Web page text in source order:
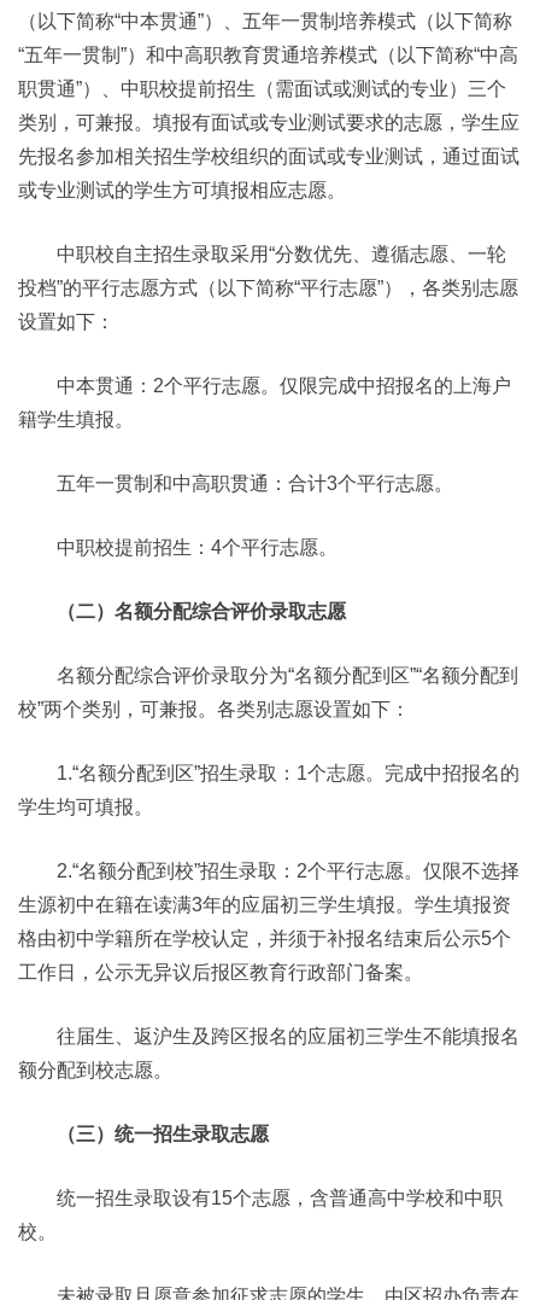
（以下简称“中本贯通”）、五年一贯制培养模式（以下简称
“五年一贯制”）和中高职教育贯通培养模式（以下简称“中高
职贯通”）、中职校提前招生（需面试或测试的专业）三个
类别，可兼报。填报有面试或专业测试要求的志愿，学生应
先报名参加相关招生学校组织的面试或专业测试，通过面试
或专业测试的学生方可填报相应志愿。
中职校自主招生录取采用“分数优先、遵循志愿、一轮
投档”的平行志愿方式（以下简称“平行志愿”），各类别志愿
设置如下：
中本贯通：2个平行志愿。仅限完成中招报名的上海户
籍学生填报。
五年一贯制和中高职贯通：合计3个平行志愿。
中职校提前招生：4个平行志愿。
（二）名额分配综合评价录取志愿
名额分配综合评价录取分为“名额分配到区”“名额分配到
校”两个类别，可兼报。各类别志愿设置如下：
1.“名额分配到区”招生录取：1个志愿。完成中招报名的
学生均可填报。
2.“名额分配到校”招生录取：2个平行志愿。仅限不选择
生源初中在籍在读满3年的应届初三学生填报。学生填报资
格由初中学籍所在学校认定，并须于补报名结束后公示5个
工作日，公示无异议后报区教育行政部门备案。
往届生、返沪生及跨区报名的应届初三学生不能填报名
额分配到校志愿。
（三）统一招生录取志愿
统一招生录取设有15个志愿，含普通高中学校和中职
校。
未被录取且愿意参加征求志愿的学生，由区招办负责在